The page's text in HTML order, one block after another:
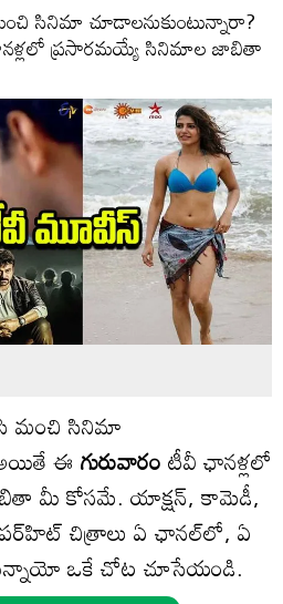
సినిమా చూడాలనుకుంటున్నారా?
ప్రసారమయ్యే సినిమాల జాబితా
మంచి సినిమా
అయితే ఈ గురువారంటీవీ ఛానళ్లలో
మీ కోసమే. యాక్షన్‌, కామెడీ,
చిత్రాలు ఏ ఛానల్‌లో, ఏ
ఒకే చోట చూసేయండి.